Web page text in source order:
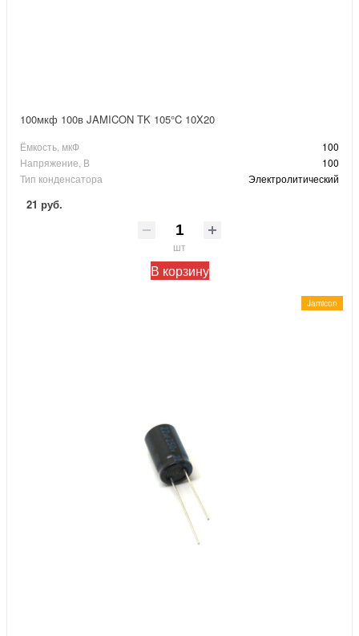
100мкф 100в JAMICON TK 105°C 10X20
Ёмкость, мкФ
100
Напряжение, В
100
Тип конденсатора
Электролитический
21 руб.
шт
В корзину
Jamicon